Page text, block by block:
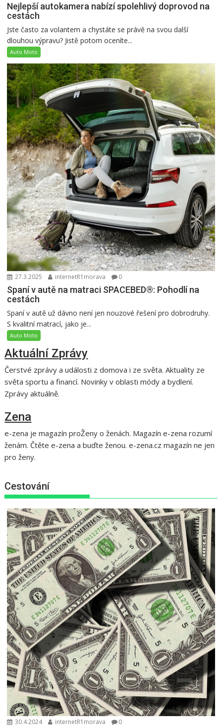
Nejlepší autokamera nabízí spolehlivý doprovod na
cestách
Jste často za volantem a chystáte se právě na svou další
dlouhou výpravu? Jistě potom oceníte...
Auto Moto
27.3.2025 internetR1morava 0
Spaní v autě na matraci SPACEBED®: Pohodlí na
cestách
Spaní v autě už dávno není jen nouzové řešení pro dobrodruhy.
S kvalitní matrací, jako je...
Auto Moto
Aktuální Zprávy
Čerstvé zprávy a události z domova i ze světa. Aktuality ze
světa sportu a financí. Novinky v oblasti módy a bydlení.
Zprávy aktuálně.
Zena
e-zena je magazín proŽeny o ženách. Magazín e-zena rozumí
ženám. Čtěte e-zena a buďte ženou. e-zena.cz magazín ne jen
pro ženy.
Cestování
30.4.2024 internetR1morava 0